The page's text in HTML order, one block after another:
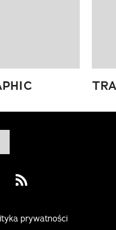
us on Youtube
Visit us on Rss
prywatności